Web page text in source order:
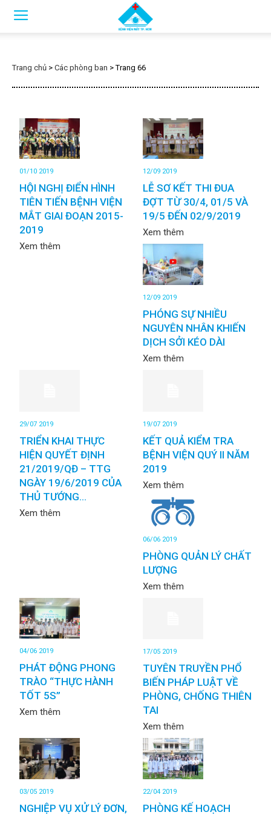
Trang chủ > Các phòng ban >Trang 66
01/10 2019
HỘI NGHỊ ĐIỂN HÌNH
TIÊN TIẾN BỆNH VIỆN
MẮT GIAI ĐOẠN 2015-
2019
Xem thêm
12/09 2019
LỄ SƠ KẾT THI ĐUA
ĐỢT TỪ 30/4, 01/5 VÀ
19/5 ĐẾN 02/9/2019
Xem thêm
12/09 2019
PHÓNG SỰ NHIỀU
NGUYÊN NHÂN KHIẾN
DỊCH SỞI KÉO DÀI
Xem thêm
29/07 2019
TRIỂN KHAI THỰC
HIỆN QUYẾT ĐỊNH
21/2019/QĐ – TTG
NGÀY 19/6/2019 CỦA
THỦ TƯỚNG...
Xem thêm
19/07 2019
KẾT QUẢ KIỂM TRA
BỆNH VIỆN QUÝ II NĂM
2019
Xem thêm
06/06 2019
PHÒNG QUẢN LÝ CHẤT
LƯỢNG
Xem thêm
04/06 2019
PHÁT ĐỘNG PHONG
TRÀO “THỰC HÀNH
TỐT 5S”
Xem thêm
17/05 2019
TUYÊN TRUYỀN PHỔ
BIẾN PHÁP LUẬT VỀ
PHÒNG, CHỐNG THIÊN
TAI
Xem thêm
03/05 2019
NGHIỆP VỤ XỬ LÝ ĐƠN,
22/04 2019
PHÒNG KẾ HOẠCH